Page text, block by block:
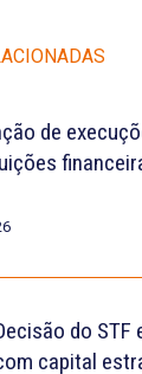
de
do STF
capital